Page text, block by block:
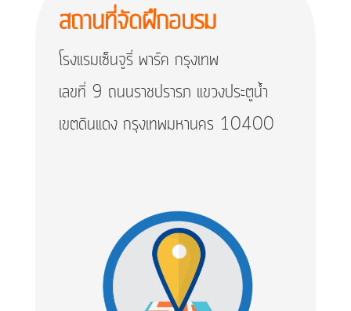
สถานที่จัดฝึกอบรม
โรงแรมเซ็นจูรี่ พาร์ค กรุงเทพ
เลขที่ 9 ถนนราชปรารภ แขวงประตูน้ำ
เขตดินแดง กรุงเทพมหานคร 10400